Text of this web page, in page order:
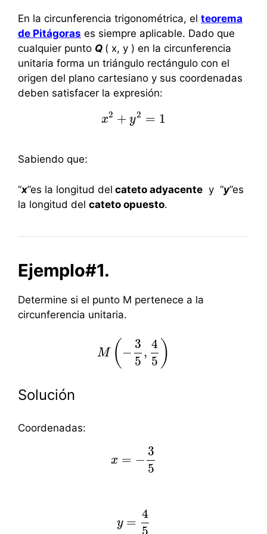
En la circunferencia trigonométrica, el teorema
de Pitágoras es siempre aplicable. Dado que
cualquier punto Q ( x, y ) en la circunferencia
unitaria forma un triángulo rectángulo con el
origen del plano cartesiano y sus coordenadas
deben satisfacer la expresión:
x2 + y2 = 1
x2+y2 =1
Sabiendo que:
“x”es la longitud del cateto adyacente y “y”es
la longitud del cateto opuesto.
Ejemplo#1.
Determine si el punto M pertenece a la
circunferencia unitaria.
M ( −
3
5
,
4
5 )
M −3 5, 4 5)
Solución
Coordenadas:
x = −
3
5
x=− 35
y =
4
y =4 5